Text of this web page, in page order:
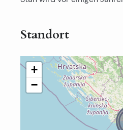
Standort
+
−